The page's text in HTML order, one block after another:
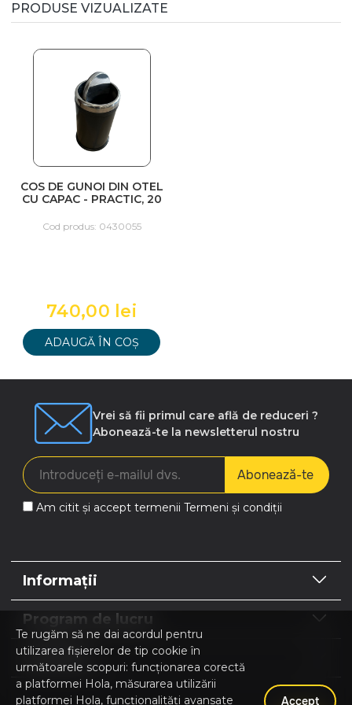
PRODUSE VIZUALIZATE
COS DE GUNOI DIN OTEL
CU CAPAC - PRACTIC, 20
Cod produs: 0430055
740,00 lei
ADAUGĂ ÎN COȘ
Vrei să fii primul care află de reduceri ?
Abonează-te la newsletterul nostru
Abonează-te
Am citit și accept termenii Termeni și condiții
Informații
Program de lucru
Contacte
Te rugăm să ne dai acordul pentru
utilizarea fișierelor de tip cookie în
următoarele scopuri: funcționarea corectă
a platformei Hola, măsurarea utilizării
platformei Hola, funcționalități avansate
Accept